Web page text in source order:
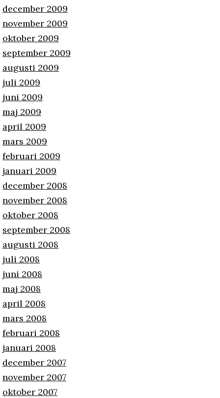
december 2009
november 2009
oktober 2009
september 2009
augusti 2009
juli 2009
juni 2009
maj 2009
april 2009
mars 2009
februari 2009
januari 2009
december 2008
november 2008
oktober 2008
september 2008
augusti 2008
juli 2008
juni 2008
maj 2008
april 2008
mars 2008
februari 2008
januari 2008
december 2007
november 2007
oktober 2007